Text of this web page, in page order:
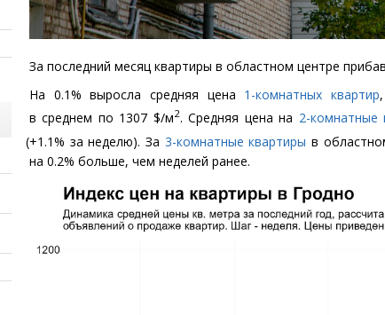
За последний месяц квартиры в областном центре
На 0.1% выросла средняя цена 1-комнатных квартир
в среднем по 1307 $/м2. Средняя цена на 2-комнатные
(+1.1% за неделю). За 3-комнатные квартиры в
на 0.2% больше, чем неделей ранее.